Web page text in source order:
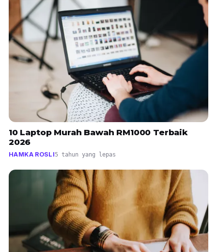
10 Laptop Murah Bawah RM1000 Terbaik
2026
HAMKA ROSLI5 tahun yang lepas